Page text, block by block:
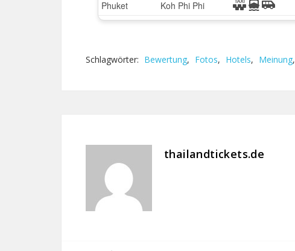
Schlagwörter: Bewertung, Fotos, Hotels, Meinung,
thailandtickets.de